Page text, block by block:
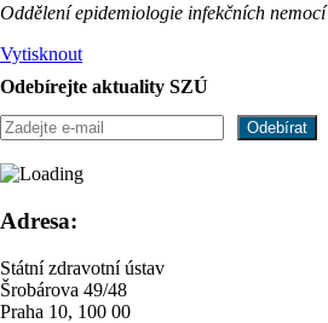
Oddělení epidemiologie infekčních nemocí
Vytisknout
Odebírejte aktuality SZÚ
Adresa:
Státní zdravotní ústav
Šrobárova 49/48
Praha 10, 100 00